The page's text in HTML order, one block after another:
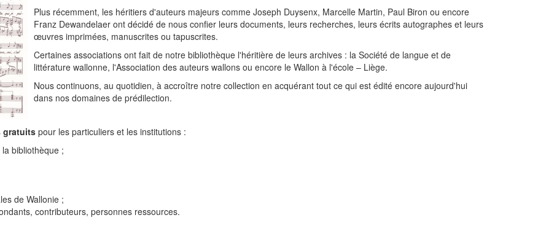
Plus récemment, les héritiers d'auteurs majeurs comme Joseph Duysenx, Marcelle Martin, Paul Biron ou encore
Franz Dewandelaer ont décidé de nous confier leurs documents, leurs recherches, leurs écrits autographes et leurs
œuvres imprimées, manuscrites ou tapuscrites.
Certaines associations ont fait de notre bibliothèque l'héritière de leurs archives : la Société de langue et de
littérature wallonne, l'Association des auteurs wallons ou encore le Wallon à l'école – Liège.
Nous continuons, au quotidien, à accroître notre collection en acquérant tout ce qui est édité encore aujourd'hui
dans nos domaines de prédilection.
gratuits pour les particuliers et les institutions :
bibliothèque ;
de Wallonie ;
contributeurs, personnes ressources.